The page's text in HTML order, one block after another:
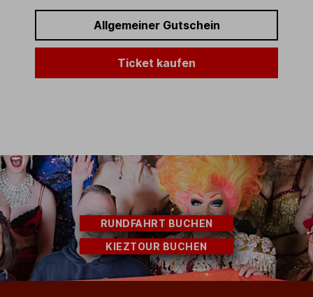
Allgemeiner Gutschein
Ticket kaufen
RUNDFAHRT BUCHEN
KIEZTOUR BUCHEN